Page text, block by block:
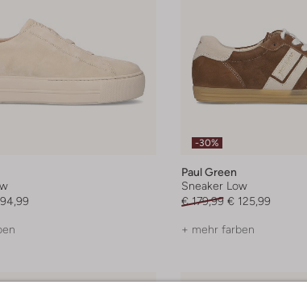
-30%
Paul Green
Sneaker Low
€ 179,99 € 125,99
+ mehr farben